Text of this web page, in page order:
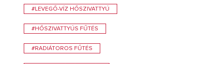
#LEVEGŐ-VÍZ HŐSZIVATTYÚ
#HŐSZIVATTYÚS FŰTÉS
#RADIÁTOROS FŰTÉS